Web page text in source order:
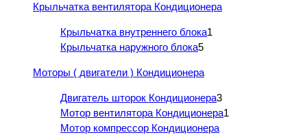
Крыльчатка вентилятора Кондиционера
Крыльчатка внутреннего блока1
Крыльчатка наружного блока5
Моторы ( двигатели ) Кондиционера
Двигатель шторок Кондиционера3
Мотор вентилятора Кондиционера1
Мотор компрессор Кондиционера